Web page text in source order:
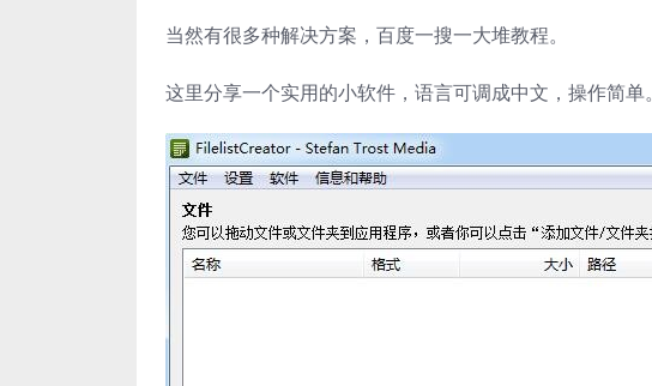
当然有很多种解决方案，百度一搜一大堆教程。
这里分享一个实用的小软件，语言可调成中文，操作简单。